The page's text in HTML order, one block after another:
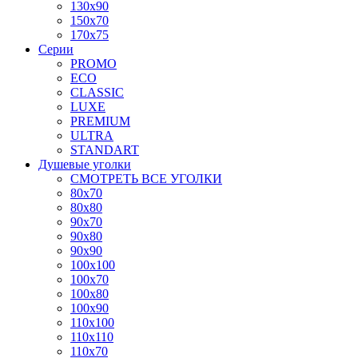
130x90
150x70
170x75
Серии
PROMO
ECO
CLASSIC
LUXE
PREMIUM
ULTRA
STANDART
Душевые уголки
СМОТРЕТЬ ВСЕ УГОЛКИ
80x70
80x80
90x70
90x80
90x90
100x100
100x70
100x80
100x90
110x100
110x110
110x70